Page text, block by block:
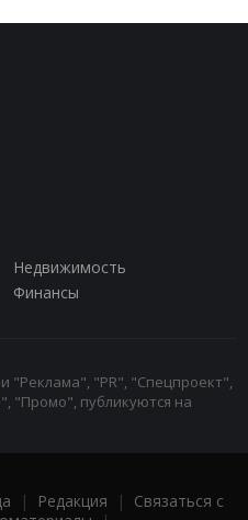
Недвижимость
Финансы
"Реклама", "PR", "Спецпроект",
"Промо", публикуются на
| Редакция | Связаться с